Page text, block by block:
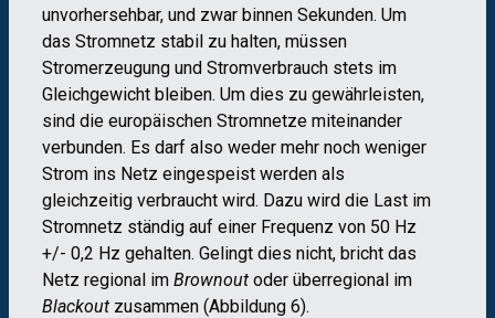
unvorhersehbar, und zwar binnen Sekunden. Um
das Stromnetz stabil zu halten, müssen
Stromerzeugung und Stromverbrauch stets im
Gleichgewicht bleiben. Um dies zu gewährleisten,
sind die europäischen Stromnetze miteinander
verbunden. Es darf also weder mehr noch weniger
Strom ins Netz eingespeist werden als
gleichzeitig verbraucht wird. Dazu wird die Last im
Stromnetz ständig auf einer Frequenz von 50 Hz
+/- 0,2 Hz gehalten. Gelingt dies nicht, bricht das
Netz regional im Brownout oder überregional im
Blackout zusammen (Abbildung 6).